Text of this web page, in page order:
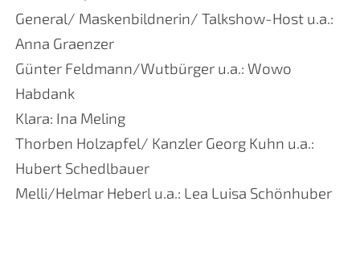
General/ Maskenbildnerin/ Talkshow-Host u.a.:
Anna Graenzer
Günter Feldmann/Wutbürger u.a.: Wowo
Habdank
Klara: Ina Meling
Thorben Holzapfel/ Kanzler Georg Kuhn u.a.:
Hubert Schedlbauer
Melli/Helmar Heberl u.a.: Lea Luisa Schönhuber